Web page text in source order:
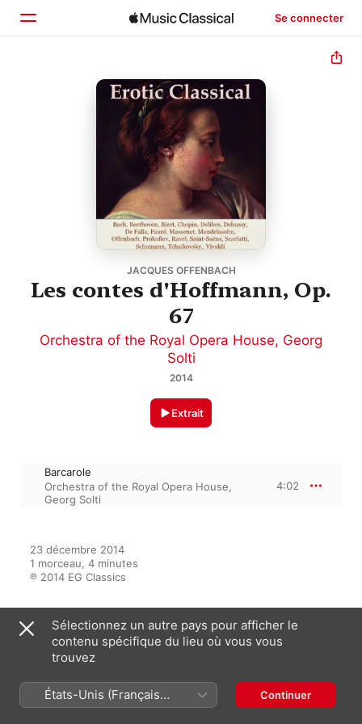
Se connecter
Accueil
Rechercher
JACQUES OFFENBACH
Les contes d'Hoffmann, Op.
67
Orchestra of the Royal Opera House, Georg
Solti
2014
Extrait
Barcarole
Orchestra of the Royal Opera House,
Georg Solti
4:02
23 décembre 2014
1 morceau, 4 minutes
℗ 2014 EG Classics
Sur l’album
Erotic Classical
Sélectionnez un autre pays pour afficher le
contenu spécifique du lieu où vous vous
trouvez
États-Unis (Français
France)
Continuer